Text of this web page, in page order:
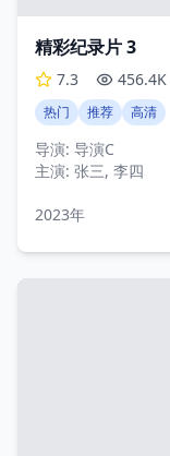
精彩纪录片 3
7.3 456.4K
热门 推荐 高清
导演: 导演C
主演: 张三, 李四
2023年